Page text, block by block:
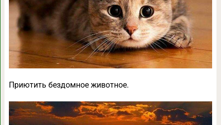
Приютить бездомное животное.